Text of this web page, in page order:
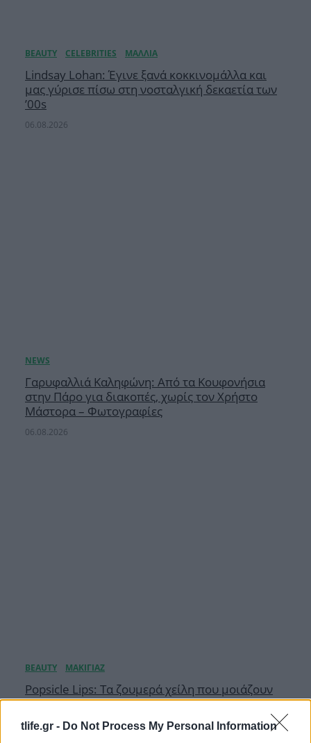
tlife.gr - Do Not Process My Personal Information
Lindsay Lohan: Έγινε ξανά κοκκινομάλλα και
μας γύρισε πίσω στη νοσταλγική δεκαετία των
’00s
06.08.2026
Γαρυφαλλιά Καληφώνη: Από τα Κουφονήσια
στην Πάρο για διακοπές, χωρίς τον Χρήστο
Μάστορα – Φωτογραφίες
06.08.2026
Popsicle Lips: Τα ζουμερά χείλη που μοιάζουν
σαν να μόλις έφαγες γρανίτα είναι η
μεγαλύτερη τάση του καλοκαιριού